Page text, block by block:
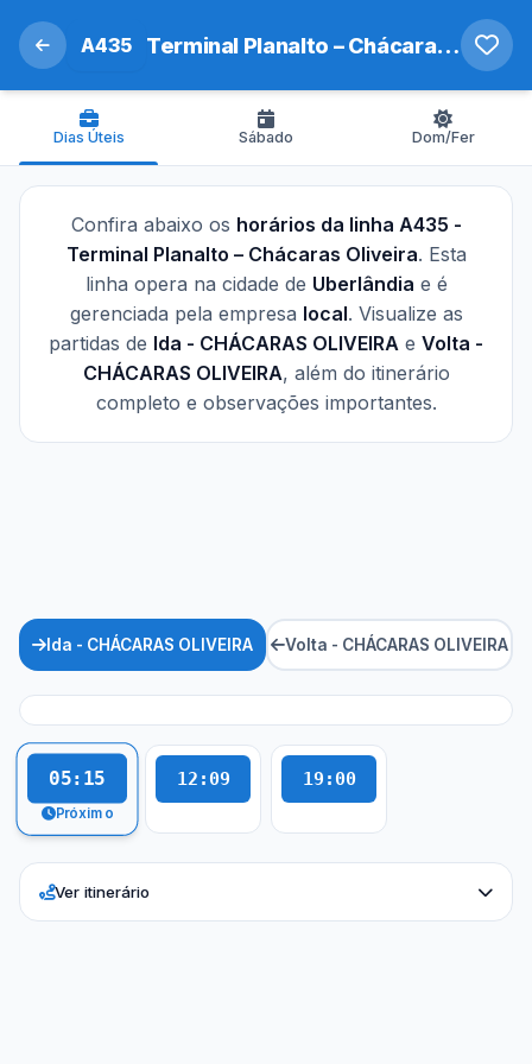
A435 Terminal Planalto – Chácaras Oliveira
Dias Úteis Sábado Dom/Fer
Confira abaixo os horários da linha A435 -
Terminal Planalto – Chácaras Oliveira. Esta
linha opera na cidade de Uberlândia e é
gerenciada pela empresa local. Visualize as
partidas de Ida - CHÁCARAS OLIVEIRA e Volta -
CHÁCARAS OLIVEIRA, além do itinerário
completo e observações importantes.
Ida - CHÁCARAS OLIVEIRA Volta - CHÁCARAS OLIVEIRA
05:15
Próximo
12:09 19:00
Ver itinerário